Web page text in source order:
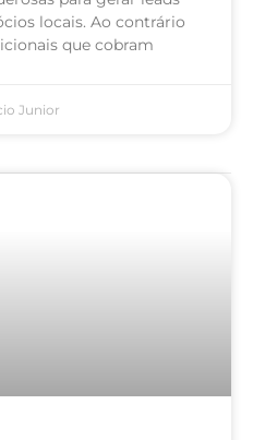
locais. Ao contrário
que cobram
Junior